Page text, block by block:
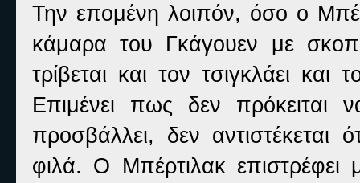
Την επομένη λοιπόν, όσο ο
κάμαρα του Γκάγουεν με
τρίβεται και τον τσιγκλάει
Επιμένει πως δεν
προσβάλλει, δεν αντιστέκεται
φιλά. Ο Μπέρτιλακ